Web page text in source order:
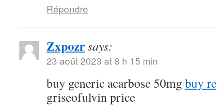
Répondre
Zxpozrsays:
23 août 2023 at 8 h 15 min
buy generic acarbose 50mg buy
griseofulvin price